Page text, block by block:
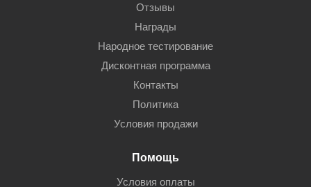
Отзывы
Награды
Народное тестирование
Дисконтная программа
Контакты
Политика
Условия продажи
Помощь
Условия оплаты